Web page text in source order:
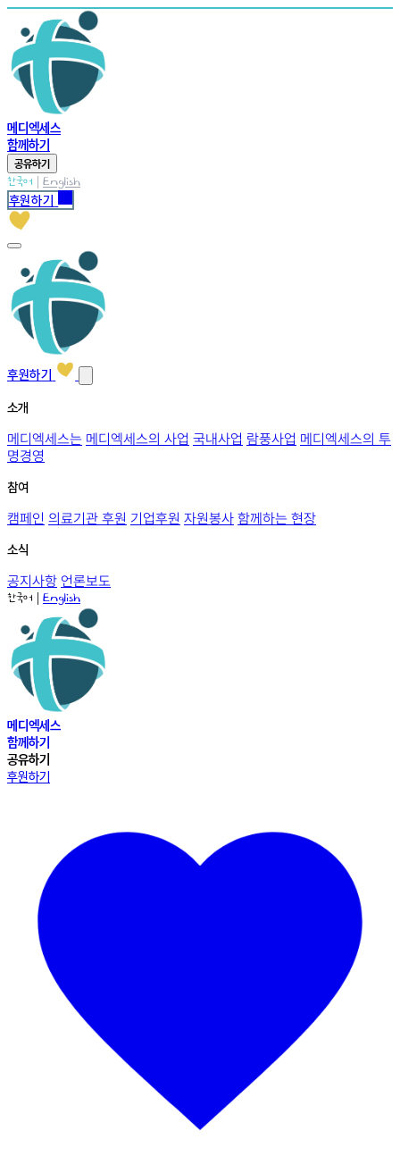
메디엑세스
함께하기
공유하기
한국어 | English
후원하기
후원하기
소개
메디엑세스는 메디엑세스의 사업 국내사업 람풍사업 메디엑세스의 투
명경영
참여
캠페인 의료기관 후원 기업후원 자원봉사 함께하는 현장
소식
공지사항 언론보도
한국어 | English
메디엑세스
함께하기
공유하기
후원하기